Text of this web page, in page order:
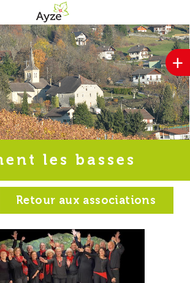
+
les basses
Retour aux associations